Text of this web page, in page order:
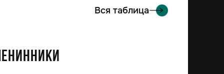
Вся таблица